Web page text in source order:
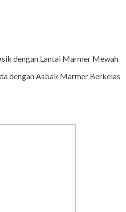
dengan Lantai Marmer Mewah
dengan Asbak Marmer Berkelas